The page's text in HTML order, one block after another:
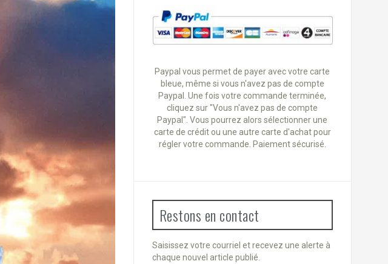
Paypal vous permet de payer avec votre carte
bleue, même si vous n'avez pas de compte
Paypal. Une fois votre commande terminée,
cliquez sur "Vous n'avez pas de compte
Paypal". Vous pourrez alors sélectionner une
carte de crédit ou une autre carte d'achat pour
régler votre commande. Paiement sécurisé.
Restons en contact
Saisissez votre courriel et recevez une alerte à
chaque nouvel article publié.